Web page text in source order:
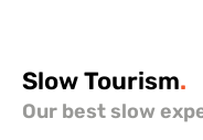
SlowTourism.
Our best slow